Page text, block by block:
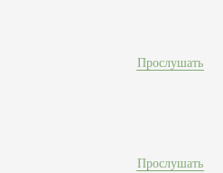
Прослушать
Прослушать